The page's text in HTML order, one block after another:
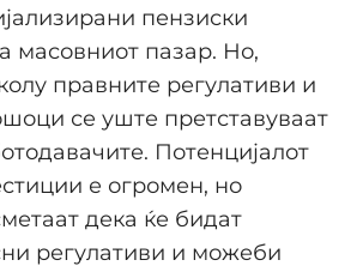
пензиски
масовниот пазар. Но,
правните регулативи и
се уште претставуваат
Потенцијалот
е огромен, но
дека ќе бидат
регулативи и можеби